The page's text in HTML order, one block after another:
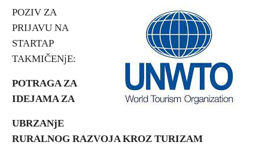
Vjerski turizam
Avantura
Eko turizam
Kulturni turizam
POZIV ZA
PRIJAVU NA
STARTAP
TAKMIČENjE:
POTRAGA ZA
IDEJAMA ZA
UBRZANjE
RURALNOG RAZVOJA KROZ TURIZAM